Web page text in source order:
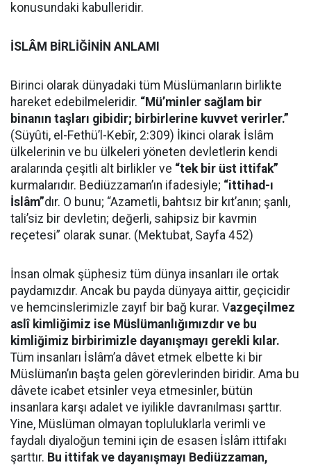
konusundaki kabulleridir.
İSLÂM BİRLİĞİNİN ANLAMI
Birinci olarak dünyadaki tüm Müslümanların birlikte
hareket edebilmeleridir. “Mü’minler sağlam bir
binanın taşları gibidir; birbirlerine kuvvet verirler.”
(Süyûti, el-Fethü’l-Kebîr, 2:309) İkinci olarak İslâm
ülkelerinin ve bu ülkeleri yöneten devletlerin kendi
aralarında çeşitli alt birlikler ve “tek bir üst ittifak”
kurmalarıdır. Bediüzzaman’ın ifadesiyle; “ittihad-ı
İslâm”dır. O bunu; “Azametli, bahtsız bir kıt’anın; şanlı,
tali’siz bir devletin; değerli, sahipsiz bir kavmin
reçetesi” olarak sunar. (Mektubat, Sayfa 452)
İnsan olmak şüphesiz tüm dünya insanları ile ortak
paydamızdır. Ancak bu payda dünyaya aittir, geçicidir
ve hemcinslerimizle zayıf bir bağ kurar. Vazgeçilmez
aslî kimliğimiz ise Müslümanlığımızdır ve bu
kimliğimiz birbirimizle dayanışmayı gerekli kılar.
Tüm insanları İslâm’a dâvet etmek elbette ki bir
Müslüman’ın başta gelen görevlerinden biridir. Ama bu
dâvete icabet etsinler veya etmesinler, bütün
insanlara karşı adalet ve iyilikle davranılması şarttır.
Yine, Müslüman olmayan topluluklarla verimli ve
faydalı diyaloğun temini için de esasen İslâm ittifakı
şarttır. Bu ittifak ve dayanışmayı Bediüzzaman,